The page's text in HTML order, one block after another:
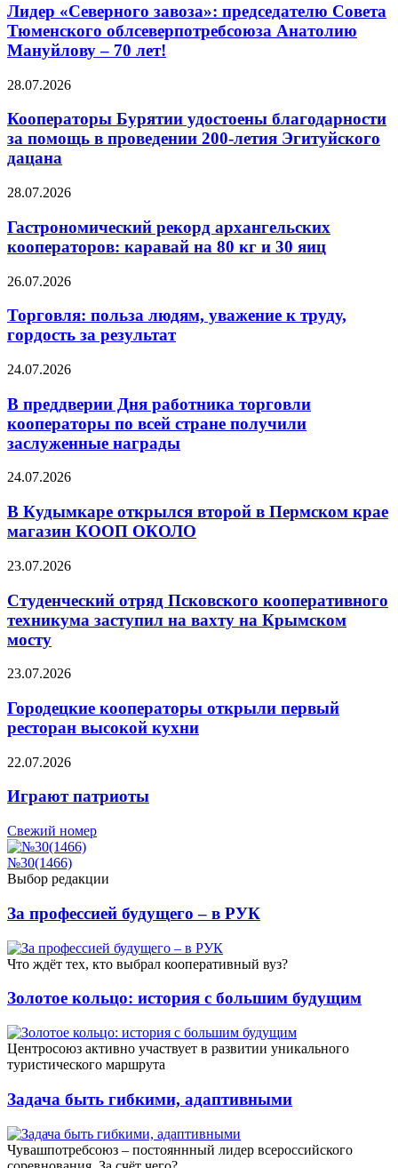
Лидер «Северного завоза»: председателю Совета
Тюменского облсеверпотребсоюза Анатолию
Мануйлову – 70 лет!
28.07.2026
Кооператоры Бурятии удостоены благодарности
за помощь в проведении 200-летия Эгитуйского
дацана
28.07.2026
Гастрономический рекорд архангельских
кооператоров: каравай на 80 кг и 30 яиц
26.07.2026
Торговля: польза людям, уважение к труду,
гордость за результат
24.07.2026
В преддверии Дня работника торговли
кооператоры по всей стране получили
заслуженные награды
24.07.2026
В Кудымкаре открылся второй в Пермском крае
магазин КООП ОКОЛО
23.07.2026
Студенческий отряд Псковского кооперативного
техникума заступил на вахту на Крымском
мосту
23.07.2026
Городецкие кооператоры открыли первый
ресторан высокой кухни
22.07.2026
Играют патриоты
Свежий номер
№30(1466)
Выбор редакции
За профессией будущего – в РУК
Что ждёт тех, кто выбрал кооперативный вуз?
Золотое кольцо: история с большим будущим
Центросоюз активно участвует в развитии уникального
туристического маршрута
Задача быть гибкими, адаптивными
Чувашпотребсоюз – постояннный лидер всероссийского